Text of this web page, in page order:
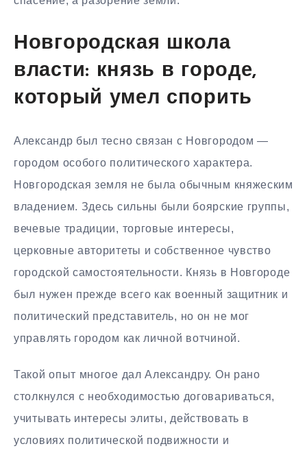
Новгородская школа
власти: князь в городе,
который умел спорить
Александр был тесно связан с Новгородом —
городом особого политического характера.
Новгородская земля не была обычным княжеским
владением. Здесь сильны были боярские группы,
вечевые традиции, торговые интересы,
церковные авторитеты и собственное чувство
городской самостоятельности. Князь в Новгороде
был нужен прежде всего как военный защитник и
политический представитель, но он не мог
управлять городом как личной вотчиной.
Такой опыт многое дал Александру. Он рано
столкнулся с необходимостью договариваться,
учитывать интересы элиты, действовать в
условиях политической подвижности и